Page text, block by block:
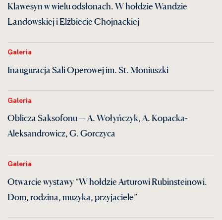
Klawesyn w wielu odsłonach. W hołdzie Wandzie
Landowskiej i Elżbiecie Chojnackiej
Galeria
Inauguracja Sali Operowej im. St. Moniuszki
Galeria
Oblicza Saksofonu — A. Wołyńczyk, A. Kopacka-
Aleksandrowicz, G. Gorczyca
Galeria
Otwarcie wystawy “W hołdzie Arturowi Rubinsteinowi.
Dom, rodzina, muzyka, przyjaciele”